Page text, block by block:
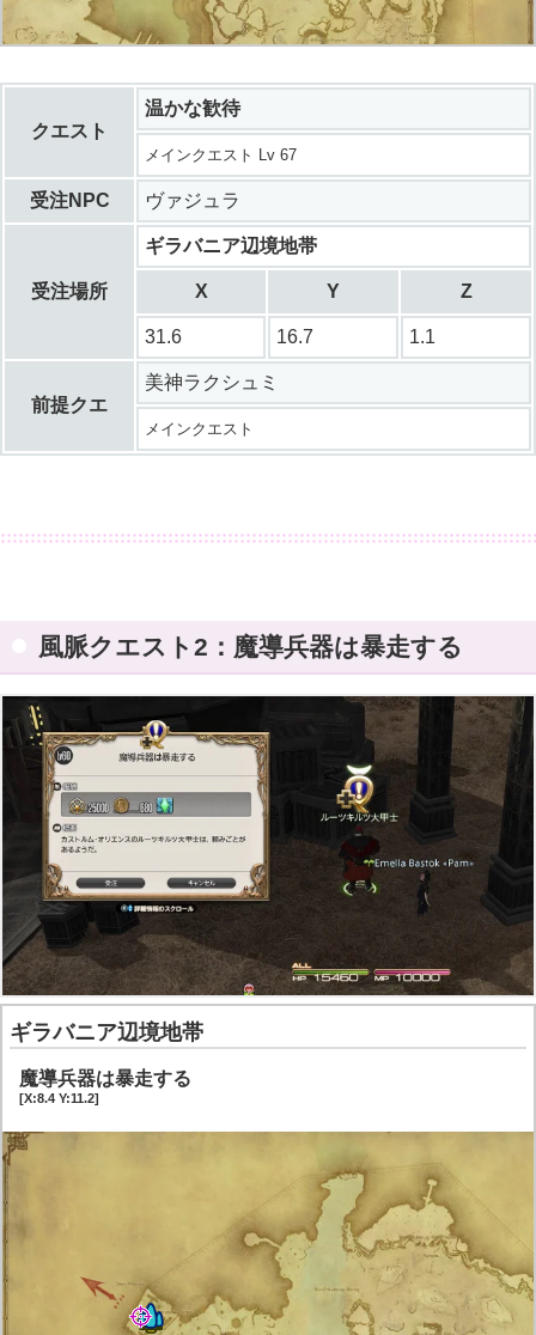
クエスト
温かな歓待
メインクエスト Lv 67
受注NPC ヴァジュラ
受注場所
ギラバニア辺境地帯
X Y Z
31.6 16.7 1.1
前提クエ
美神ラクシュミ
メインクエスト
風脈クエスト2：魔導兵器は暴走する
ギラバニア辺境地帯
魔導兵器は暴走する
[X:8.4 Y:11.2]